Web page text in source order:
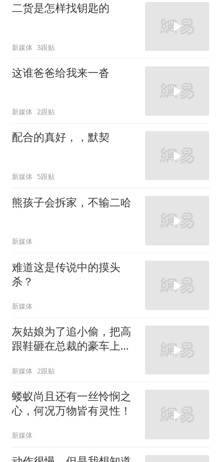
二货是怎样找钥匙的
新媒体 3跟贴
这谁爸爸给我来一沓
新媒体 2跟贴
配合的真好，，默契
新媒体 5跟贴
熊孩子会拆家，不输二哈
新媒体
难道这是传说中的摸头
杀？
新媒体
灰姑娘为了追小偷，把高
跟鞋砸在总裁的豪车上，
新媒体 2跟贴
蝼蚁尚且还有一丝怜悯之
心，何况万物皆有灵性！
新媒体